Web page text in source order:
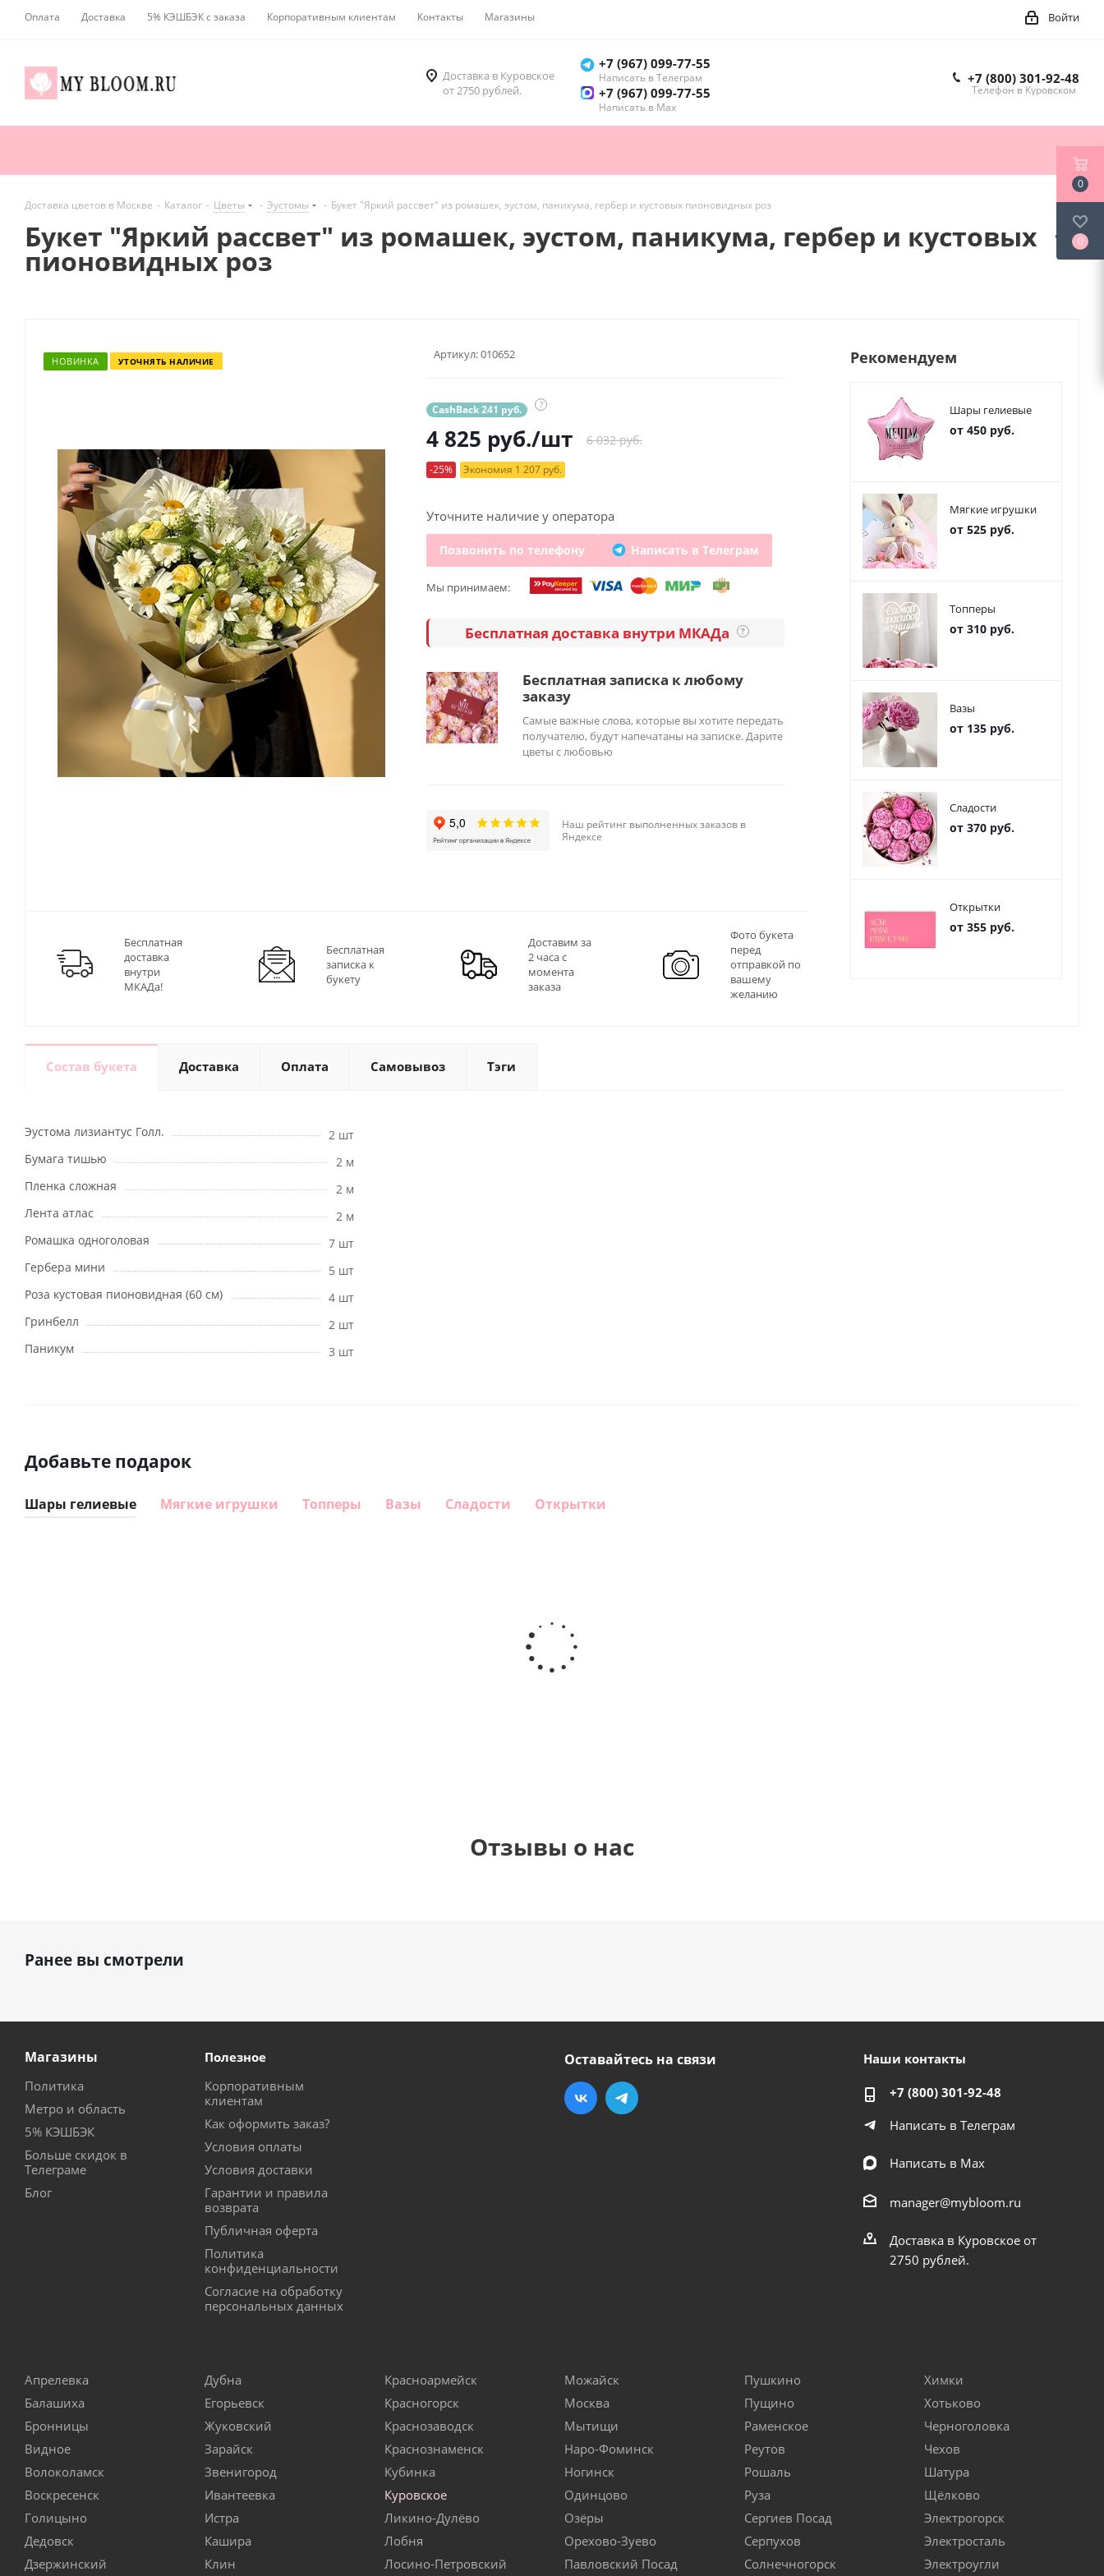
Оплата Доставка 5% КЭШБЭК с заказа Корпоративным клиентам Контакты Магазины Войти
Доставка в Куровское
от 2750 рублей.
+7 (967) 099-77-55
Написать в Телеграм
+7 (967) 099-77-55
Написать в Мах
+7 (800) 301-92-48
Телефон в Куровском
Доставка цветов в Москве - Каталог - Цветы - Эустомы - Букет "Яркий рассвет" из ромашек, эустом, паникума, гербер и кустовых пионовидных роз
Букет "Яркий рассвет" из ромашек, эустом, паникума, гербер и кустовых
пионовидных роз
НОВИНКА УТОЧНЯТЬ НАЛИЧИЕ
Артикул:010652
CashBack 241 руб. ?
4 825 руб./шт 6 032 руб.
-25% Экономия 1 207 руб.
Уточните наличие у оператора
Позвонить по телефону Написать в Телеграм
Мы принимаем:
Бесплатная доставка внутри МКАДа ?
Бесплатная записка к любому
заказу
Самые важные слова, которые вы хотите передать
получателю, будут напечатаны на записке. Дарите
цветы с любовью
Наш рейтинг выполненных заказов в
Яндексе
Бесплатная
доставка
внутри
МКАДа!
Бесплатная
записка к
букету
Доставим за
2 часа с
момента
заказа
Фото букета
перед
отправкой по
вашему
желанию
Рекомендуем
Шары гелиевые
от 450 руб.
Мягкие игрушки
от 525 руб.
Топперы
от 310 руб.
Вазы
от 135 руб.
Сладости
от 370 руб.
Открытки
от 355 руб.
Состав букета Доставка Оплата Самовывоз Тэги
Эустома лизиантус Голл.
2 шт
Бумага тишью
2 м
Пленка сложная
2 м
Лента атлас
2 м
Ромашка одноголовая
7 шт
Гербера мини
5 шт
Роза кустовая пионовидная (60 см)
4 шт
Гринбелл
2 шт
Паникум
3 шт
Добавьте подарок
Шары гелиевые Мягкие игрушки Топперы Вазы Сладости Открытки
Любимой
маме
Отзывы о нас
Ранее вы смотрели
Магазины
Политика
Метро и область
5% КЭШБЭК
Больше скидок в
Телеграме
Блог
Полезное
Корпоративным
клиентам
Как оформить заказ?
Условия оплаты
Условия доставки
Гарантии и правила
возврата
Публичная оферта
Политика
конфиденциальности
Согласие на обработку
персональных данных
Оставайтесь на связи Наши контакты
+7 (800) 301-92-48
Написать в Телеграм
Написать в Мах
manager@mybloom.ru
Доставка в Куровское от
2750 рублей.
Апрелевка
Балашиха
Бронницы
Видное
Волоколамск
Воскресенск
Голицыно
Дедовск
Дзержинский
Дубна
Егорьевск
Жуковский
Зарайск
Звенигород
Ивантеевка
Истра
Кашира
Клин
Красноармейск
Красногорск
Краснозаводск
Краснознаменск
Кубинка
Куровское
Ликино-Дулёво
Лобня
Лосино-Петровский
Можайск
Москва
Мытищи
Наро-Фоминск
Ногинск
Одинцово
Озёры
Орехово-Зуево
Павловский Посад
Пушкино
Пущино
Раменское
Реутов
Рошаль
Руза
Сергиев Посад
Серпухов
Солнечногорск
Химки
Хотьково
Черноголовка
Чехов
Шатура
Щёлково
Электрогорск
Электросталь
Электроугли
0
0